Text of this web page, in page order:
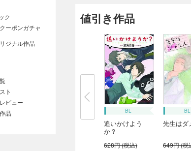
値引き作品
BL
追いかけよう
か？
628円 (税込)
BL
先生はダ
649円 (税
ク
ーポンガチャ
ジナル作品
ト
ビュー
品